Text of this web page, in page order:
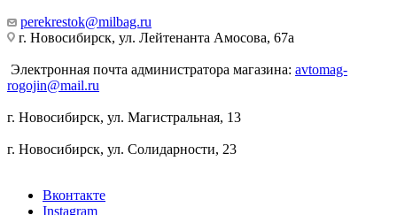
perekrestok@milbag.ru
г. Новосибирск, ул. ​Лейтенанта Амосова, 67а
Электронная почта администратора магазина: avtomag-
rogojin@mail.ru
г. Новосибирск, ул. ​Магистральная, 13
г. Новосибирск, ул. ​Солидарности, 23
Вконтакте
Instagram